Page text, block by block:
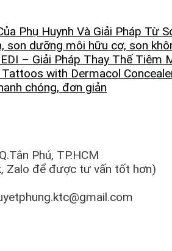
Phụ Huynh Và Giải Pháp Từ
son dưỡng môi hữu cơ, son
– Giải Pháp Thay Thế Tiêm
with Dermacol
chóng, đơn giản
Phú, TP.HCM
Zalo để được tư vấn tốt hơn)